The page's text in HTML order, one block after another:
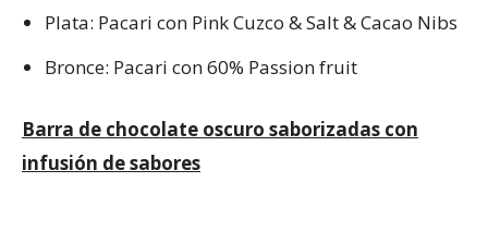
Plata: Pacari con Pink Cuzco & Salt & Cacao Nibs
Bronce: Pacari con 60% Passion fruit
Barra de chocolate oscuro saborizadas con
infusión de sabores